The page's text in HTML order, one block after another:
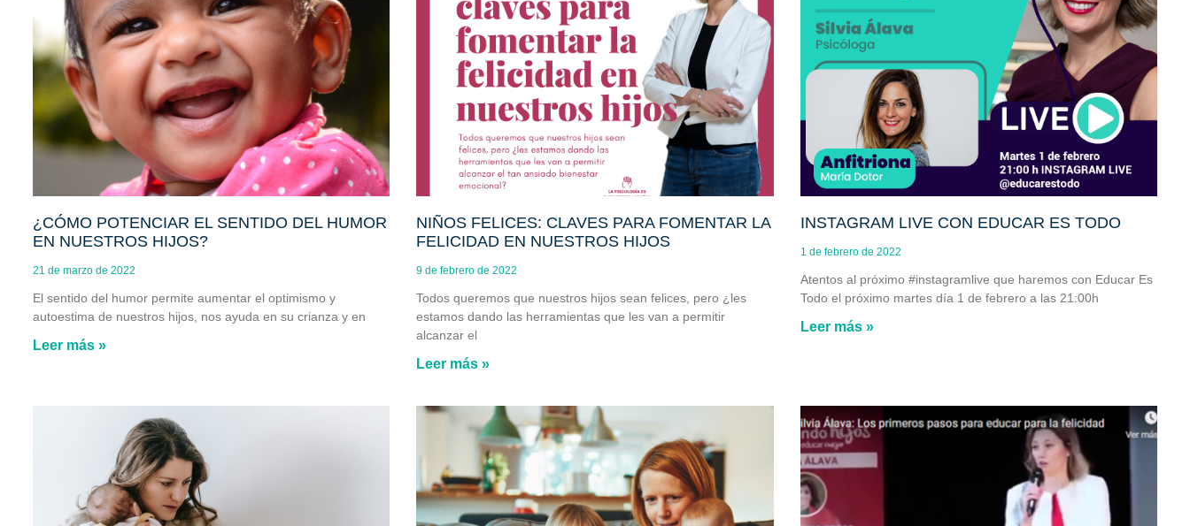
¿CÓMO POTENCIAR EL SENTIDO DEL HUMOR
EN NUESTROS HIJOS?
21 de marzo de 2022
El sentido del humor permite aumentar el optimismo y
autoestima de nuestros hijos, nos ayuda en su crianza y en
Leer más »
NIÑOS FELICES: CLAVES PARA FOMENTAR LA
FELICIDAD EN NUESTROS HIJOS
9 de febrero de 2022
Todos queremos que nuestros hijos sean felices, pero ¿les
estamos dando las herramientas que les van a permitir
alcanzar el
Leer más »
INSTAGRAM LIVE CON EDUCAR ES TODO
1 de febrero de 2022
Atentos al próximo #instagramlive que haremos con Educar Es
Todo el próximo martes día 1 de febrero a las 21:00h
Leer más »